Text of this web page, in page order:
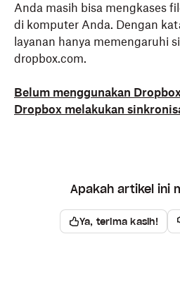
Anda masih bisa mengkases
di komputer Anda. Dengan
layanan hanya memengaruhi
dropbox.com.
Belum menggunakan
Dropbox melakukan
Apakah artikel ini
Ya, terima kasih!